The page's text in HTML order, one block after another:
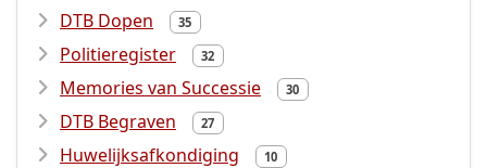
DTB Dopen 35
Politieregister 32
Memories van Successie 30
DTB Begraven 27
Huwelijksafkondiging 10